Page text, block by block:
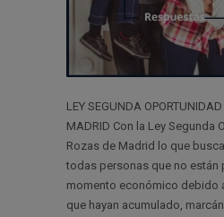
LEY SEGUNDA
MADRID Con la Ley Segunda
Rozas de Madrid lo que
todas personas que no están
momento económico debido
que hayan acumulado,